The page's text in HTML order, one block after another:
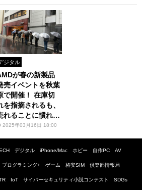
ジタル
が春の新製品
売イベントを秋葉
で開催！ 在庫切
を指摘されるも、
れることに慣れて
いので……の一言
2025年03月16日 18:00
デジタル iPhone/Mac ホビー 自作PC AV
プログラミング+ ゲーム 格安SIM 倶楽部情報局
IoT サイバーセキュリティ小説コンテスト SDGs